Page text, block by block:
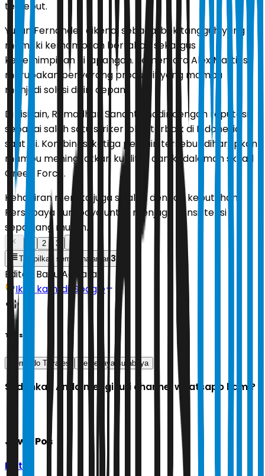
tersebut.
Yuran Fernandes dikenal sebagai bek tangguh yang
memiliki kemampuan bertahan sekaligus
kepemimpinan di lapangan. Sementara Alex Martins
merupakan penyerang produktif yang mampu
menjadi solusi di lini depan.
Di sisi lain, Ramadhan Sananta hadir dengan reputasi
sebagai salah satu striker lokal terbaik di Indonesia
saat ini. Kombinasi ketiga pemain tersebut diharapkan
mampu meningkatkan kualitas dan kedalaman skuad
Green Force.
Kehadiran mereka juga sejalan dengan kebutuhan
Persebaya Surabaya untuk menjaga konsistensi
sepanjang musim.
2
3
Tampilkan semua halaman3
Editor: Banu Adikara
Ikuti kami di Google
Tags
Bernardo Tavares persebaya surabaya
Sudahkah Anda mengikuti channel whatsapp kami?
Jawa Pos
Ikuti